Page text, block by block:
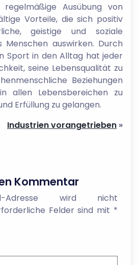
Ausübung von
Vorteile, die sich positiv
geistige und soziale
Menschen auswirken. Durch
Sport in den Alltag hat jeder
seine Lebensqualität zu
Beziehungen
allen Lebensbereichen zu
Erfüllung zu gelangen.
Industrien vorangetrieben »
Kommentar
Adresse wird nicht
Felder sind mit *